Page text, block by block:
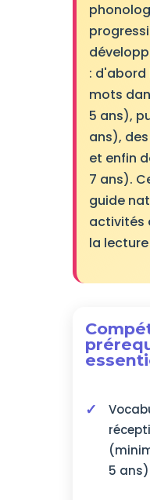
: d'abord
mots
5 ans),
ans),
et enfin
7 ans).
guide
activités
la
5 ans)